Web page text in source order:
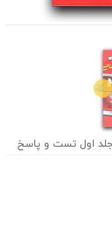
اول تست و پاسخ